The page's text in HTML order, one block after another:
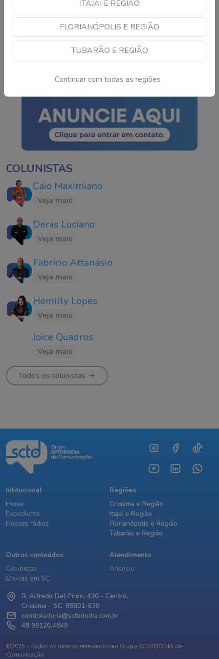
ITAJAÍ E REGIÃO
FLORIANÓPOLIS E REGIÃO
TUBARÃO E REGIÃO
Continuar com todas as regiões
TSE cria conselho para
monitorar IA e fake news
nas eleições de 2026
Continue lendo
COLUNISTAS
Caio Maximiano
Veja mais
Denis Luciano
Veja mais
Fabrício Attanásio
Veja mais
Hemilly Lopes
Veja mais
Joice Quadros
Veja mais
Todos os colunistas
Intitucional
Home
Expediente
Nossas rádios
Regiões
Criciúma e Região
Itajaí e Região
Florianópolis e Região
Tubarão e Região
Outros conteúdos
Colunistas
Chuvas em SC
Atendimento
Anuncie
R. Alfredo Del Priori, 430 - Centro,
Criciúma - SC, 88801-630
controladoria@sctododia.com.br
48 99120.4849
©2025 - Todos os direitos reservados ao Grupo SCTODODIA de
Comunicação.